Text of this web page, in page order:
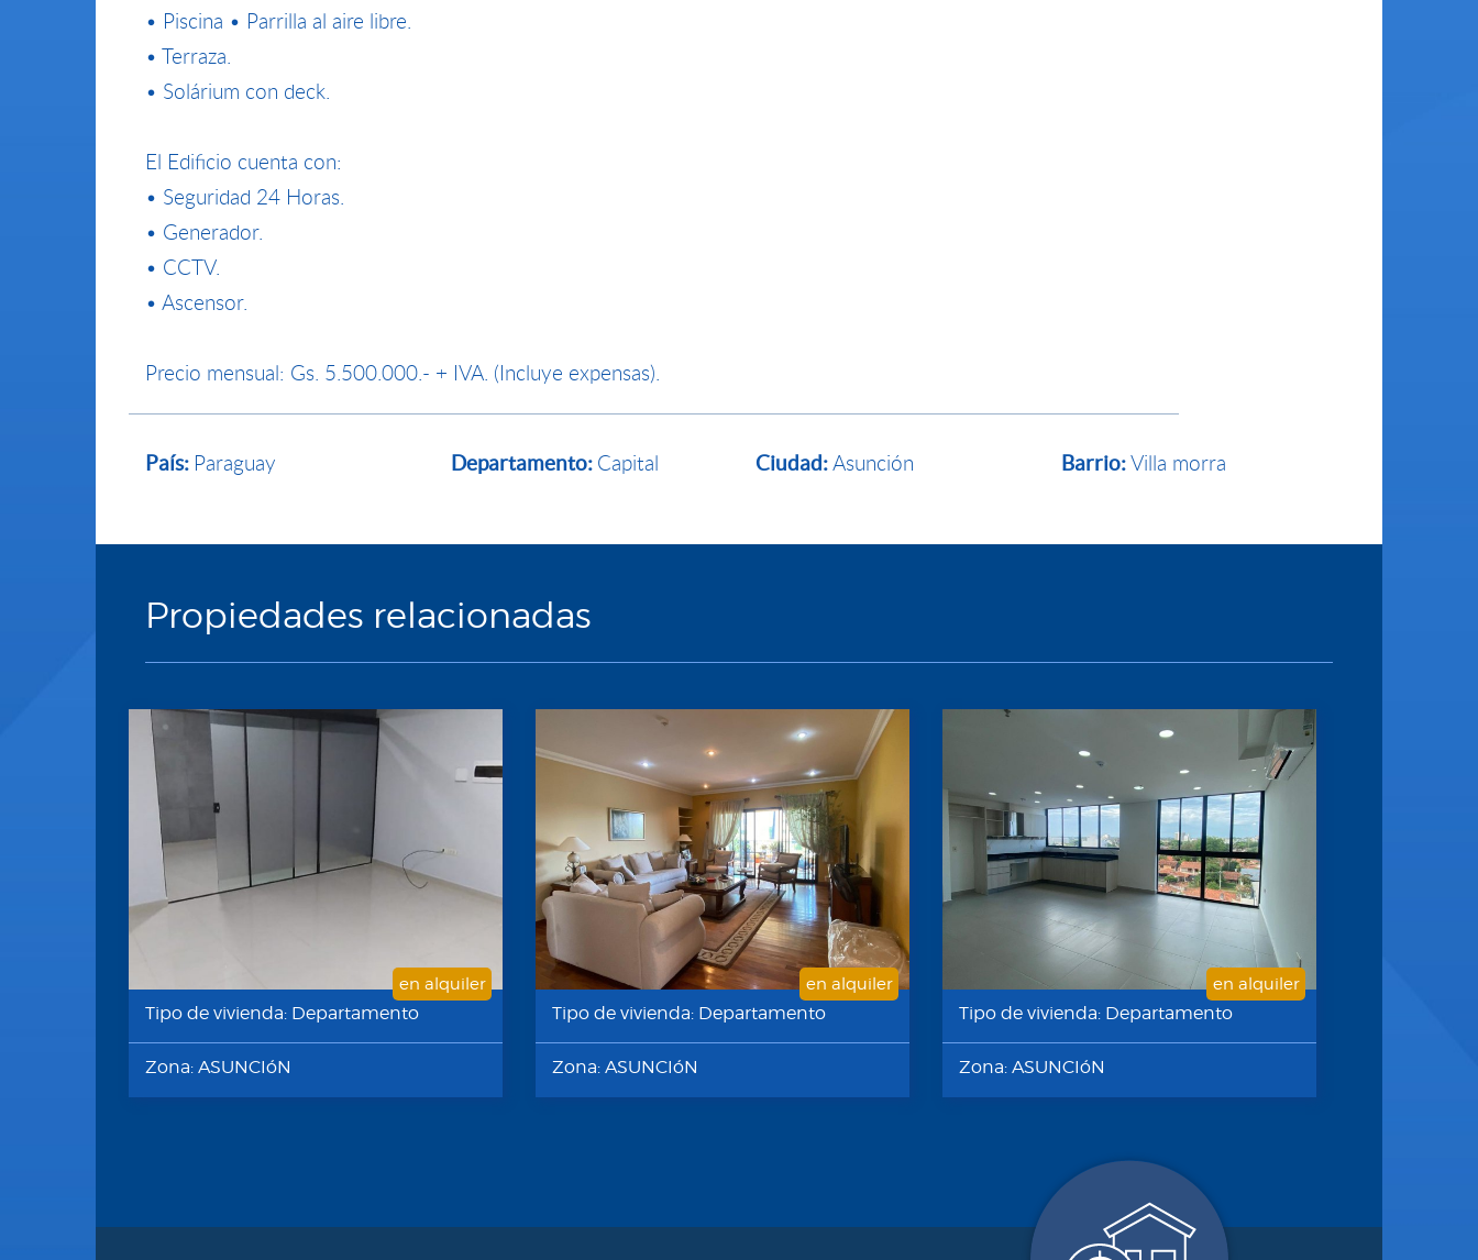
• Piscina • Parrilla al aire libre.
• Terraza.
• Solárium con deck.
El Edificio cuenta con:
• Seguridad 24 Horas.
• Generador.
• CCTV.
• Ascensor.
Precio mensual: Gs. 5.500.000.- + IVA. (Incluye expensas).
País: Paraguay Departamento: Capital Ciudad:Asunción Barrio:Villa morra
Propiedades relacionadas
en alquiler
Tipo de vivienda: Departamento
Zona: ASUNCIóN
en alquiler
Tipo de vivienda: Departamento
Zona: ASUNCIóN
en alquiler
Tipo de vivienda: Departamento
Zona: ASUNCIóN